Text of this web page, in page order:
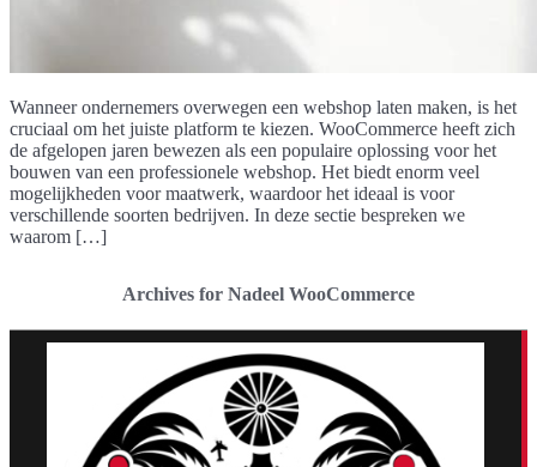
Wanneer ondernemers overwegen een webshop laten maken, is het
cruciaal om het juiste platform te kiezen. WooCommerce heeft zich
de afgelopen jaren bewezen als een populaire oplossing voor het
bouwen van een professionele webshop. Het biedt enorm veel
mogelijkheden voor maatwerk, waardoor het ideaal is voor
verschillende soorten bedrijven. In deze sectie bespreken we
waarom […]
Archives for Nadeel WooCommerce